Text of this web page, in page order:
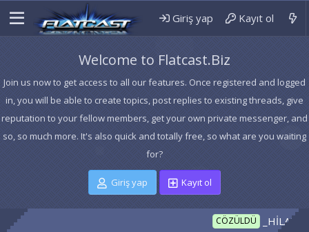
Giriş yap Kayıt ol
Welcome to Flatcast.Biz
Join us now to get access to all our features. Once registered and logged
in, you will be able to create topics, post replies to existing threads, give
reputation to your fellow members, get your own private messenger, and
so, so much more. It's also quick and totally free, so what are you waiting
for?
Giriş yap Kayıt ol
CÖZÜLDÜ _HİLAL